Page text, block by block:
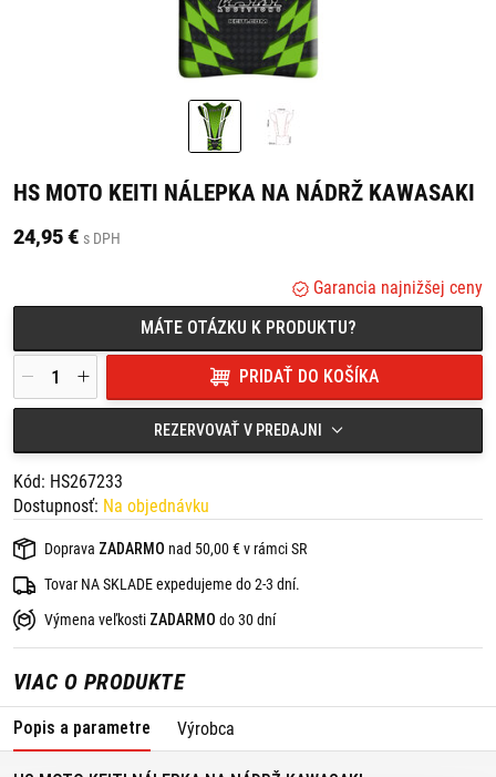
HS MOTO KEITI NÁLEPKA NA NÁDRŽ KAWASAKI
24,95 € s DPH
Garancia najnižšej ceny
MÁTE OTÁZKU K PRODUKTU?
PRIDAŤ DO KOŠÍKA
REZERVOVAŤ V PREDAJNI
Kód: HS267233
Dostupnosť: Na objednávku
Doprava ZADARMO nad 50,00 € v rámci SR
Tovar NA SKLADE expedujeme do 2-3 dní.
Výmena veľkosti ZADARMO do 30 dní
VIAC O PRODUKTE
Popis a parametre Výrobca